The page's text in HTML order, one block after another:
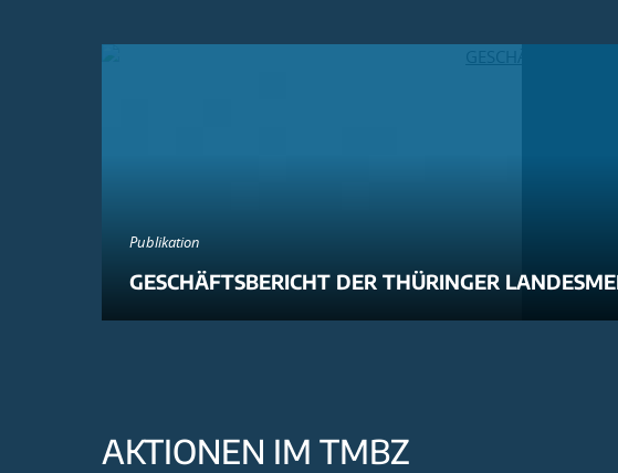
Publikation
GESCHÄFTSBERICHT DER THÜRINGER
AKTIONEN IM TMBZ